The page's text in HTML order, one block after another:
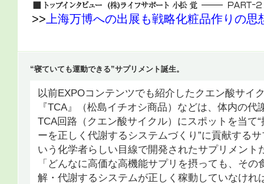
>> 上海万博への出展も戦略化粧品作りの思
“寝ていても運動できる”サプリメント誕生。
以前EXPOコンテンツでも紹介したクエン酸サイ
『TCA』（松島イチオシ商品）などは、体内の代
TCA回路（クエン酸サイクル）にスポットを当て
ーを正しく代謝するシステムづくり”に貢献する
いう化学者らしい目線で開発されたサプリメント
「どんなに高価な高機能サプリを摂っても、その
解・代謝するシステムが正しく稼動していなけれ